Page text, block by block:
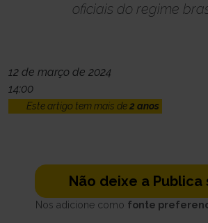
oficiais do regime
12 de março de 2024
14:00
Este artigo tem mais de2 anos
Não deixe a Publica
Nos adicione como fonte